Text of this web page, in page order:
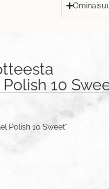
10
Polish 10 Sweet”